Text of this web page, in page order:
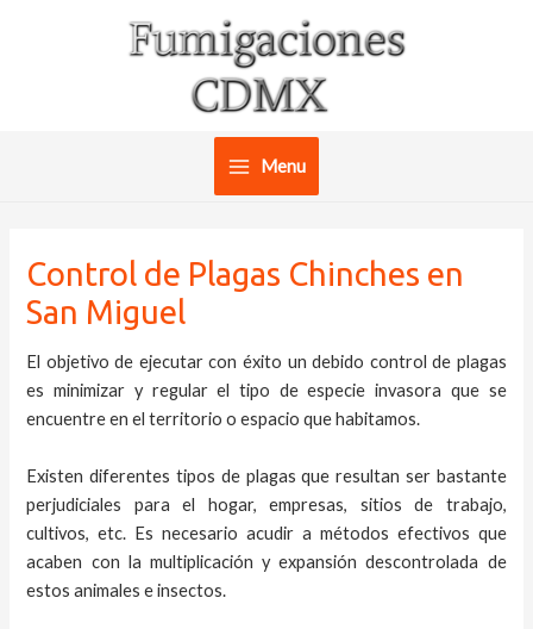
Main
Menu
Control de Plagas Chinches en
San Miguel
El objetivo de ejecutar con éxito un debido control de plagas
es minimizar y regular el tipo de especie invasora que se
encuentre en el territorio o espacio que habitamos.
Existen diferentes tipos de plagas que resultan ser bastante
perjudiciales para el hogar, empresas, sitios de trabajo,
cultivos, etc. Es necesario acudir a métodos efectivos que
acaben con la multiplicación y expansión descontrolada de
estos animales e insectos.